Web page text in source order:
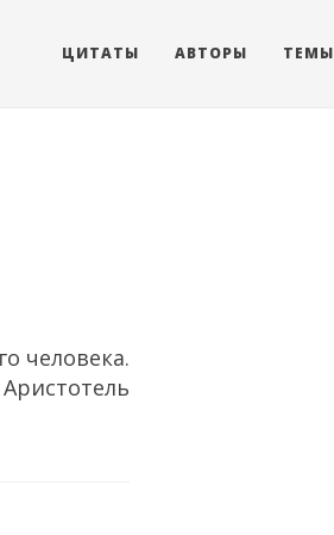
ЦИТАТЫ АВТОРЫ ТЕМЫ
человека.